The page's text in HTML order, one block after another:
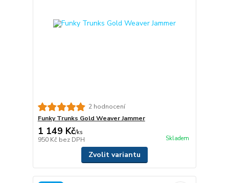
2 hodnocení
Funky Trunks Gold Weaver Jammer
1 149 Kč/ks
950 Kč bez DPH Skladem
Zvolit variantu